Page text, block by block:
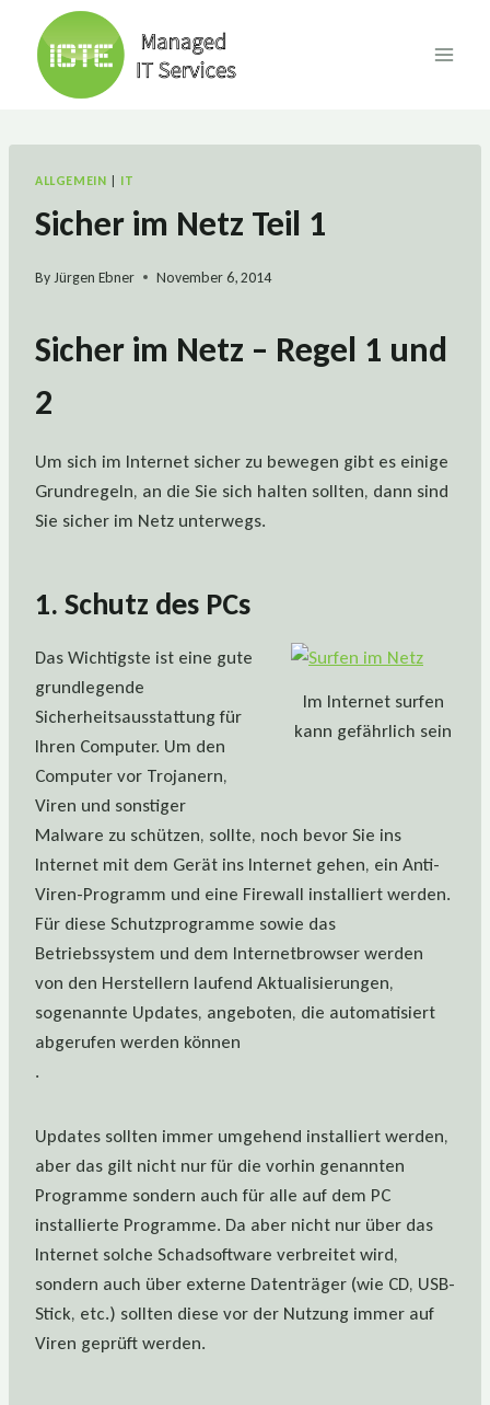
content
ALLGEMEIN IT
Sicher im Netz Teil 1
ByJürgen Ebner November 6, 2014
Sicher im Netz – Regel 1 und
2
Um sich im Internet sicher zu bewegen gibt es einige
Grundregeln, an die Sie sich halten sollten, dann sind
Sie sicher im Netz unterwegs.
1. Schutz des PCs
Im Internet surfen
kann gefährlich sein
Das Wichtigste ist eine gute
grundlegende
Sicherheitsausstattung für
Ihren Computer. Um den
Computer vor Trojanern,
Viren und sonstiger
Malware zu schützen, sollte, noch bevor Sie ins
Internet mit dem Gerät ins Internet gehen, ein Anti-
Viren-Programm und eine Firewall installiert werden.
Für diese Schutzprogramme sowie das
Betriebssystem und dem Internetbrowser werden
von den Herstellern laufend Aktualisierungen,
sogenannte Updates, angeboten, die automatisiert
abgerufen werden können
.
Updates sollten immer umgehend installiert werden,
aber das gilt nicht nur für die vorhin genannten
Programme sondern auch für alle auf dem PC
installierte Programme. Da aber nicht nur über das
Internet solche Schadsoftware verbreitet wird,
sondern auch über externe Datenträger (wie CD, USB-
Stick, etc.) sollten diese vor der Nutzung immer auf
Viren geprüft werden.